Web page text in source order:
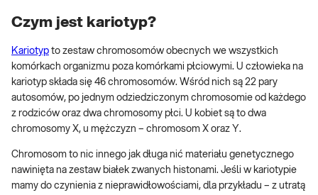
Czym jest kariotyp?
Kariotyp to zestaw chromosomów obecnych we wszystkich
komórkach organizmu poza komórkami płciowymi. U człowieka na
kariotyp składa się 46 chromosomów. Wśród nich są 22 pary
autosomów, po jednym odziedziczonym chromosomie od każdego
z rodziców oraz dwa chromosomy płci. U kobiet są to dwa
chromosomy X, u mężczyzn – chromosom X oraz Y.
Chromosom to nic innego jak długa nić materiału genetycznego
nawinięta na zestaw białek zwanych histonami. Jeśli w kariotypie
mamy do czynienia z nieprawidłowościami, dla przykładu – z utratą